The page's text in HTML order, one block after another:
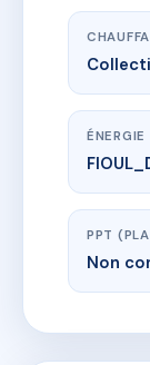
ÉNERGIE
PPT
Non